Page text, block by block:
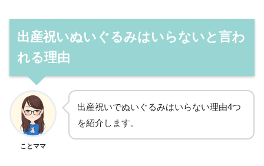
出産祝いぬいぐるみはいらないと言わ
れる理由
ことママ
出産祝いでぬいぐるみはいらない理由4つ
を紹介します。